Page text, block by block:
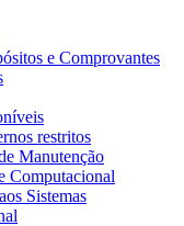
e Comprovantes
restritos
Manutenção
Computacional
Sistemas